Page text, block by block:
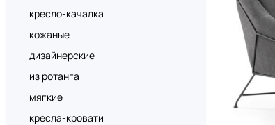
кресло-качалка
кожаные
дизайнерские
из ротанга
мягкие
кресла-кровати